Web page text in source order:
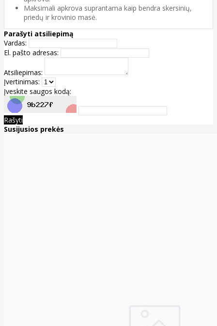
Maksimali apkrova suprantama kaip bendra skersinių,
priedų ir krovinio masė.
Parašyti atsiliepimą
Vardas:
El. pašto adresas:
Atsiliepimas:
Įvertinimas:
Įveskite saugos kodą:
Rašyti
Susijusios prekės